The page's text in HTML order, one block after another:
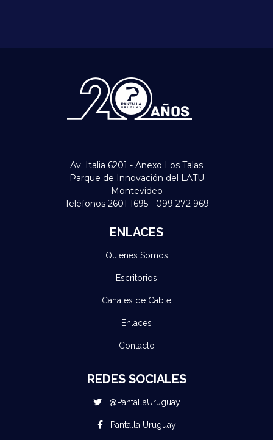
Av. Italia 6201 - Anexo Los Talas
Parque de Innovación del LATU
Montevideo
Teléfonos 2601 1695 - 099 272 969
ENLACES
Quienes Somos
Escritorios
Canales de Cable
Enlaces
Contacto
REDES SOCIALES
@PantallaUruguay
Pantalla Uruguay